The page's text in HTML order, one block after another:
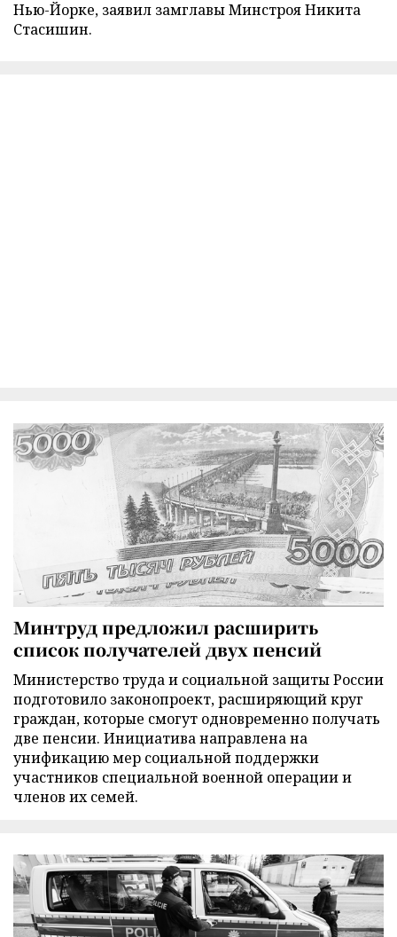
Нью-Йорке, заявил замглавы Минстроя Никита
Стасишин.
Минтруд предложил расширить
список получателей двух пенсий
Министерство труда и социальной защиты России
подготовило законопроект, расширяющий круг
граждан, которые смогут одновременно получать
две пенсии. Инициатива направлена на
унификацию мер социальной поддержки
участников специальной военной операции и
членов их семей.